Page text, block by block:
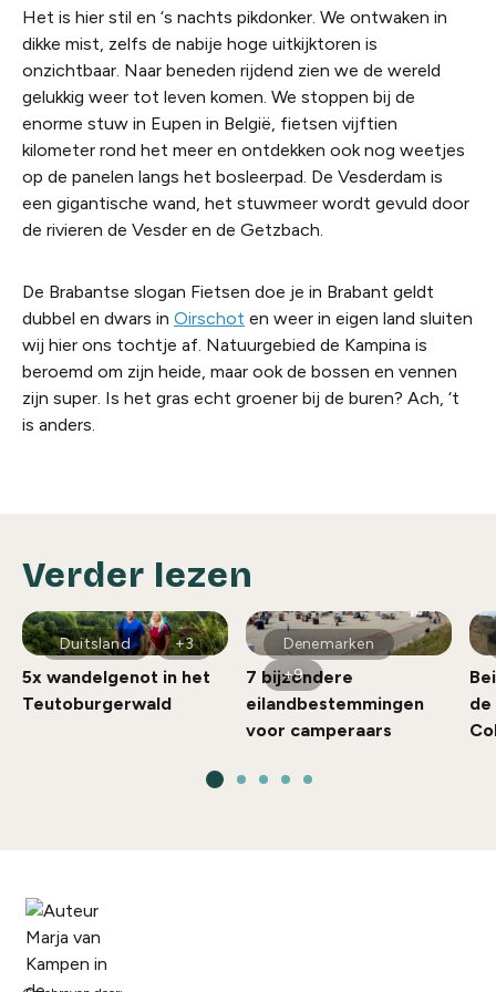
Het is hier stil en ‘s nachts pikdonker. We ontwaken in
dikke mist, zelfs de nabije hoge uitkijktoren is
onzichtbaar. Naar beneden rijdend zien we de wereld
gelukkig weer tot leven komen. We stoppen bij de
enorme stuw in Eupen in België, fietsen vijftien
kilometer rond het meer en ontdekken ook nog weetjes
op de panelen langs het bosleerpad. De Vesderdam is
een gigantische wand, het stuwmeer wordt gevuld door
de rivieren de Vesder en de Getzbach.
De Brabantse slogan Fietsen doe je in Brabant geldt
dubbel en dwars in Oirschot en weer in eigen land sluiten
wij hier ons tochtje af. Natuurgebied de Kampina is
beroemd om zijn heide, maar ook de bossen en vennen
zijn super. Is het gras echt groener bij de buren? Ach, ‘t
is anders.
Verder lezen
Duitsland +3
5x wandelgenot in het
Teutoburgerwald
Denemarken
+9
7 bijzondere
eilandbestemmingen
voor camperaars
de